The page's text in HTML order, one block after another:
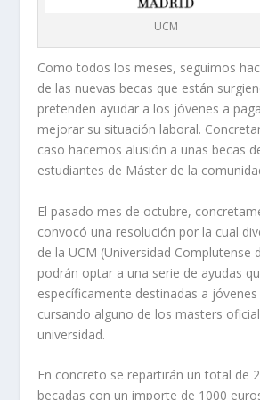
UCM
Como todos los meses, seguimos
de las nuevas becas que están
pretenden ayudar a los jóvenes a
mejorar su situación laboral.
caso hacemos alusión a unas becas
estudiantes de Máster de la
El pasado mes de octubre,
convocó una resolución por la cual
de la UCM (Universidad Complutense
podrán optar a una serie de ayudas
específicamente destinadas a
cursando alguno de los masters
universidad.
En concreto se repartirán un total de
becadas con un importe de 1000